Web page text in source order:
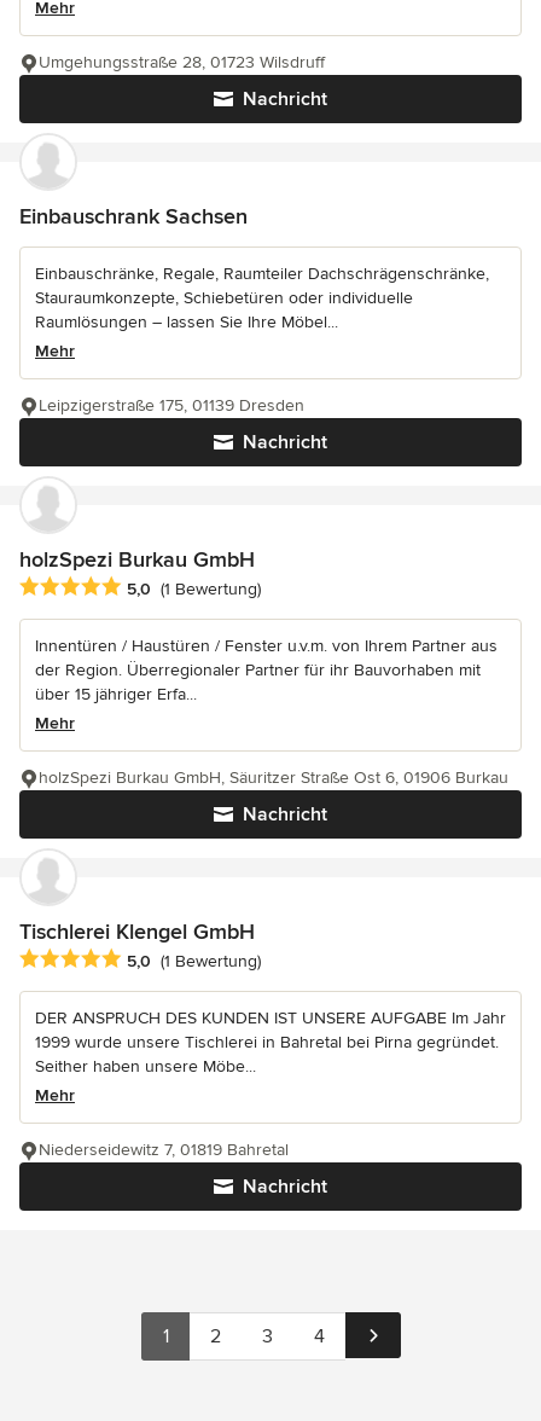
Mehr
Nachricht
Umgehungsstraße 28, 01723 Wilsdruff
Einbauschrank Sachsen
Einbauschränke, Regale, Raumteiler Dachschrägenschränke,
Stauraumkonzepte, Schiebetüren oder individuelle
Raumlösungen – lassen Sie Ihre Möbel...
Mehr
Nachricht
Leipzigerstraße 175, 01139 Dresden
holzSpezi Burkau GmbH
Durchschnittliche Bewertung: 5 von 5 Sternen
5,0 (1 Bewertung)
Innentüren / Haustüren / Fenster u.v.m. von Ihrem Partner aus
der Region. Überregionaler Partner für ihr Bauvorhaben mit
über 15 jähriger Erfa...
Mehr
Nachricht
holzSpezi Burkau GmbH, Säuritzer Straße Ost 6, 01906 Burkau
Tischlerei Klengel GmbH
Durchschnittliche Bewertung: 5 von 5 Sternen
5,0 (1 Bewertung)
DER ANSPRUCH DES KUNDEN IST UNSERE AUFGABE Im Jahr
1999 wurde unsere Tischlerei in Bahretal bei Pirna gegründet.
Seither haben unsere Möbe...
Mehr
Nachricht
Niederseidewitz 7, 01819 Bahretal
1 2 3 4